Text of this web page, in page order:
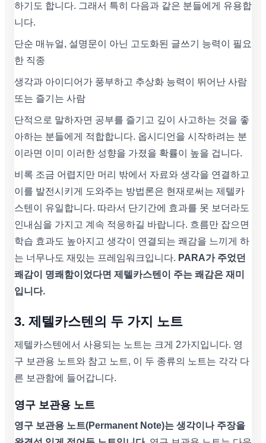
하기도 합니다. 그래서 특히 다음과 같은 분들에게 유용합
니다.
단순 매뉴얼, 설명문이 아닌 고도화된 글쓰기 능력이 필요
한 직종
생각과 아이디어가 풍부하고 추상화 능력이 뛰어난 사람
또는 즐기는 사람
단적으로 말하자면 공부를 즐기고 깊이 사고하는 것을 좋
아하는 분들에게 적합합니다. 옵시디언을 시작하려는 분
이라면 이미 이러한 성향을 가졌을 확률이 높을 겁니다.
비록 조금 어렵지만 머리 밖에서 자료와 생각을 연결하고
이를 발전시키게 도와주는 방법론은 현재로써는 제텔카
스텐이 유일합니다. 따라서 단기간에 효과를 못 보더라도
인내심을 가지고 계속 적응하길 바랍니다. 흐름만 잡으면
학습 효과도 높아지고 생각이 연결되는 쾌감을 느끼게 하
는 너무나도 재밌는 프레임워크입니다. PARA가 주었던
쾌감이 명쾌함이었다면 제텔카스텐이 주는 쾌감은 재미
입니다.
3. 제텔카스텐의 두 가지 노트
제텔카스텐에서 사용되는 노트는 크게 2가지입니다. 영
구 보관용 노트와 참고 노트, 이 두 종류의 노트는 각각 다
른 보관함에 들어갑니다.
영구 보관용 노트
영구 보관용 노트(Permanent Note)는 생각이나 주장을